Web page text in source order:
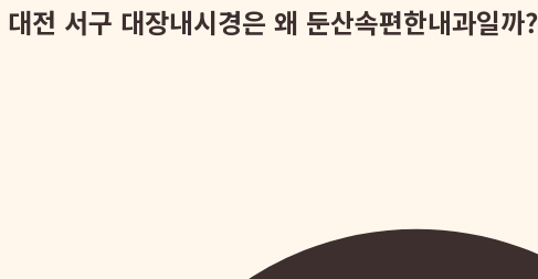
전 서구 대장내시경은 왜 둔산속편한내과일까?